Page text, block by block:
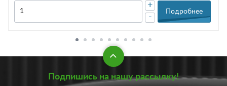
-
+
Подробнее
Подпишись на нашу рассылку!